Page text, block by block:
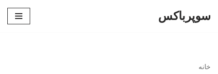
سوپرباکس
خانه